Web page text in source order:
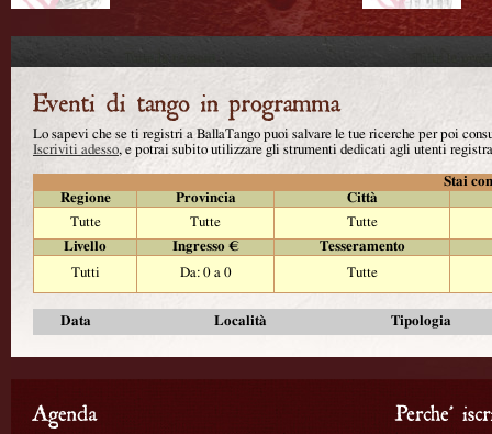
Lo sapevi che se ti registri a BallaTango puoi salvare le tue ricerche per poi
Iscriviti adesso, e potrai subito utilizzare gli strumenti dedicati agli utenti
Stai
Regione
Provincia
Città
Tutte
Tutte
Tutte
Livello
Ingresso €
Tesseramento
Tutti
Da: 0 a 0 Tutte
Data Località Tipologia